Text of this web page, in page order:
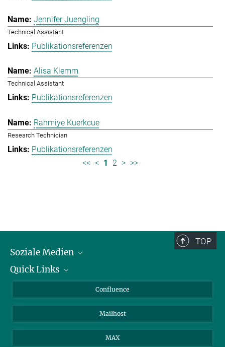
Jennifer Juengling
Technical Assistant
Publikationsreferenzen
Alisa Klemm
Technical Assistant
Publikationsreferenzen
Rahmiye Kuerkcue
Research Technician
Publikationsreferenzen
<< < 1 2 > >>
TOP
Soziale Medien
LinkedIn
Quick Links
Über Tiere in der ForschungConfluence
Mailhost
MAX